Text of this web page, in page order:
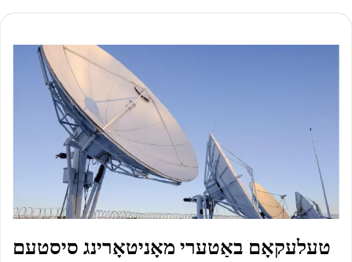
טעלעקאָם באַטערי מאָניטאָרינג סיסטעם